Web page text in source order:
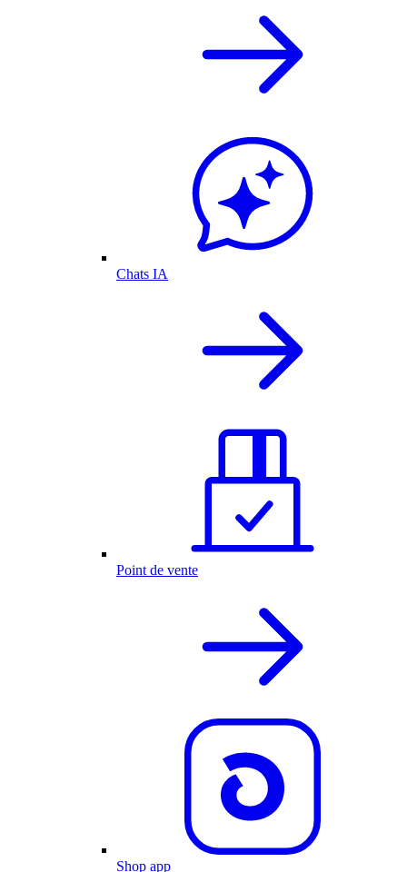
Chats IA
Point de vente
Shop app